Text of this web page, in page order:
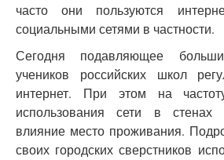
часто они пользуются
социальными сетями в частности.
​Сегодня подавляющее
учеников российских школ
интернет. При этом на
использования сети в стенах
влияние место проживания.
своих городских сверстников